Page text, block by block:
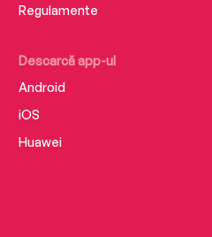
Descarcă app-ul
Android
iOS
Huawei
Regulamente